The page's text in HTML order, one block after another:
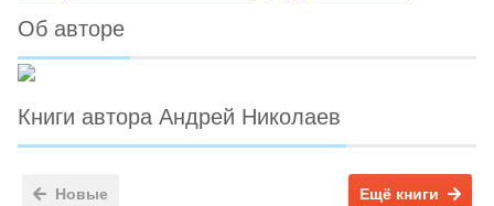
Об авторе
Книги автора Андрей Николаев
Новые Ещё книги